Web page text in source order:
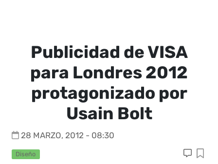
Publicidad de VISA
para Londres 2012
protagonizado por
Usain Bolt
28 MARZO, 2012 - 08:30
Diseño